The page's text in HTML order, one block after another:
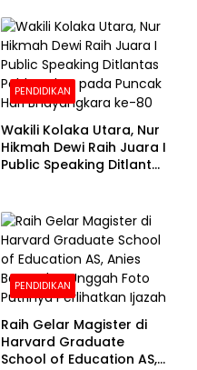
PENDIDIKAN
Wakili Kolaka Utara, Nur
Hikmah Dewi Raih Juara I
Public Speaking Ditlantas
Bhayangkara ke-80
PENDIDIKAN
Raih Gelar Magister di
Harvard Graduate
School of Education AS,